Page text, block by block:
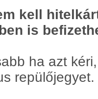
kell
is
ha azt
repülőjegyet.